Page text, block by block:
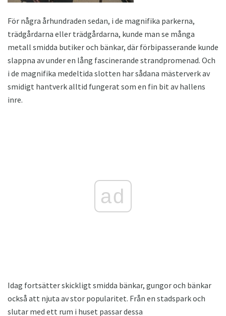
För några århundraden sedan, i de magnifika parkerna,
trädgårdarna eller trädgårdarna, kunde man se många
metall smidda butiker och bänkar, där förbipasserande kunde
slappna av under en lång fascinerande strandpromenad. Och
i de magnifika medeltida slotten har sådana mästerverk av
smidigt hantverk alltid fungerat som en fin bit av hallens
inre.
ad
Idag fortsätter skickligt smidda bänkar, gungor och bänkar
också att njuta av stor popularitet. Från en stadspark och
slutar med ett rum i huset passar dessa